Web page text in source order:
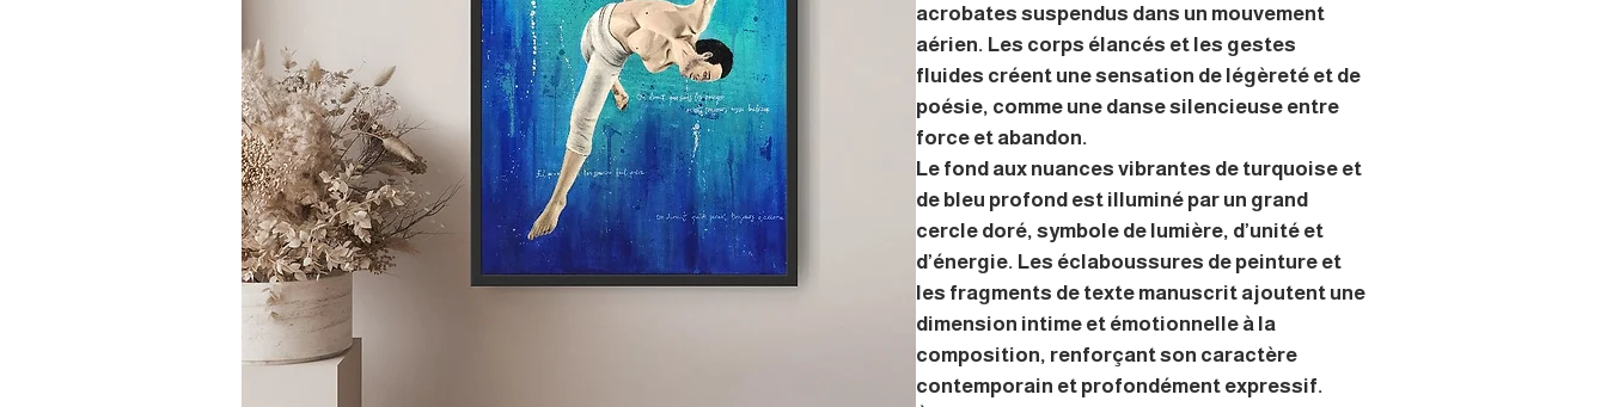
acrobates suspendus dans un mouvement
aérien. Les corps élancés et les gestes
fluides créent une sensation de légèreté et de
poésie, comme une danse silencieuse entre
force et abandon.
Le fond aux nuances vibrantes de turquoise et
de bleu profond est illuminé par un grand
cercle doré, symbole de lumière, d’unité et
d’énergie. Les éclaboussures de peinture et
les fragments de texte manuscrit ajoutent une
dimension intime et émotionnelle à la
composition, renforçant son caractère
contemporain et profondément expressif.